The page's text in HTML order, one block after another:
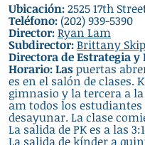
Ubicación:2525 17th
Teléfono:(202) 939-5390
Director:Ryan Lam
Subdirector:Brittany
Directora de Estrategia y
Horario: Laspuertas
es en el salón de clases.
gimnasio y la tercera a
am todos los
desayunar. La clase
La salida de PK es a las
La salida de kínder a